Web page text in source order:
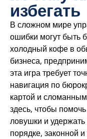
избегать
В сложном мире
ошибки могут быть
холодный кофе в
бизнеса,
эта игра требует
навигация по
картой и
здесь, чтобы
ловушки и
порядке, законной и